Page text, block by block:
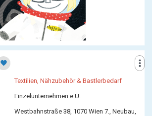
more_vert
favorite
Textilien, Nähzubehör & Bastlerbedarf
Einzelunternehmen e.U.
Westbahnstraße 38, 1070 Wien 7., Neubau,